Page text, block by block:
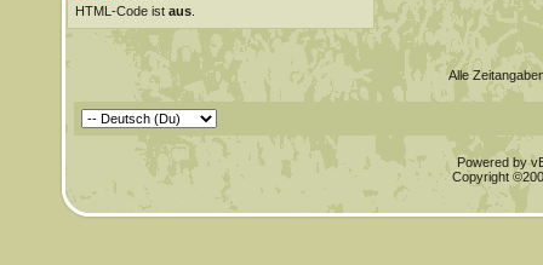
HTML-Code ist aus.
Alle
Powered by
Copyright